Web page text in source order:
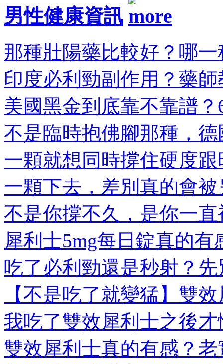
男性健康資訊
那種壯陽藥比較好？哪
印度必利勁副作用？藥
美國黑金到底靠不靠譜？
不是臨時抱佛腳那種，
一顆就想同時撐住硬度
一顆下去，差別真的會
不是你撐不久，是你一
犀利士5mg每日錠真的有
吃了必利勁還是秒射？
【不是吃了就變猛】雙
我吃了雙效犀利士之後
雙效犀利士真的有感？